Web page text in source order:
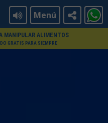
Menú
MANIPULAR ALIMENTOS
GRATIS PARA SIEMPRE